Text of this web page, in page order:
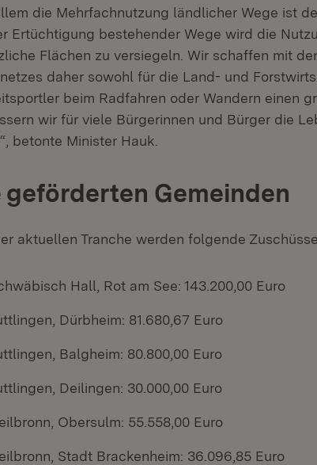
die Mehrfachnutzung ländlicher Wege ist
Ertüchtigung bestehender Wege wird die
Flächen zu versiegeln. Wir schaffen mit
daher sowohl für die Land- und
beim Radfahren oder Wandern einen
wir für viele Bürgerinnen und Bürger die
betonte Minister Hauk.
geförderten Gemeinden
aktuellen Tranche werden folgende
Hall, Rot am See: 143.200,00 Euro
Dürbheim: 81.680,67 Euro
Balgheim: 80.800,00 Euro
Deilingen: 30.000,00 Euro
Obersulm: 55.558,00 Euro
Stadt Brackenheim: 36.096,85 Euro